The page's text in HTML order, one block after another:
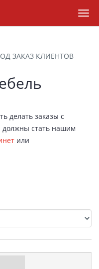
ЗАКАЗ КЛИЕНТОВ
делать заказы с
стать нашим
или